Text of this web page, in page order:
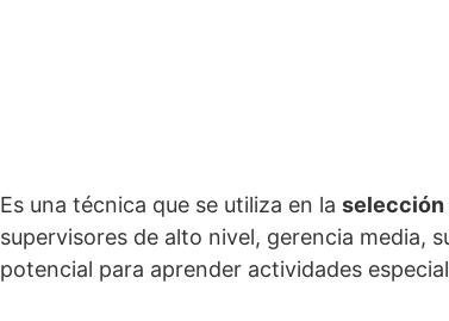
Es una técnica que se utiliza en la selección
supervisores de alto nivel, gerencia media,
potencial para aprender actividades